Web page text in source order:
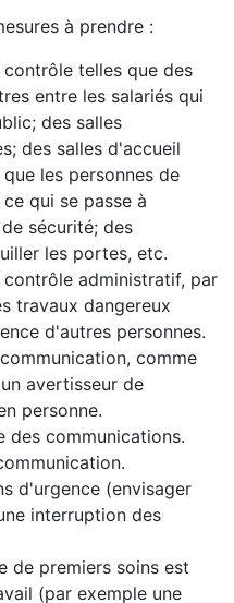
à prendre :
telles que des
entre les salariés qui
des salles
des salles d'accueil
les personnes de
qui se passe à
sécurité; des
les portes, etc.
administratif, par
travaux dangereux
d'autres personnes.
comme
avertisseur de
personne.
des communications.
d'urgence (envisager
interruption des
de premiers soins est
(par exemple une